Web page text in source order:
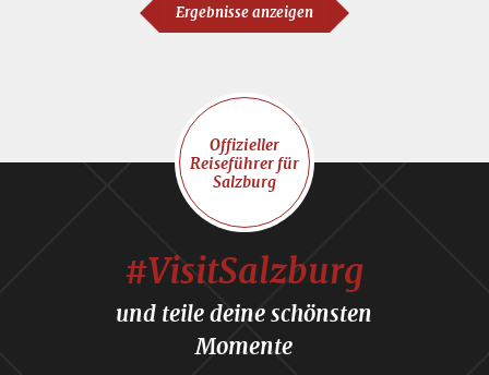
Ergebnisse anzeigen
Offizieller
Reiseführer für
Salzburg
#VisitSalzburg
und teile deine schönsten
Momente